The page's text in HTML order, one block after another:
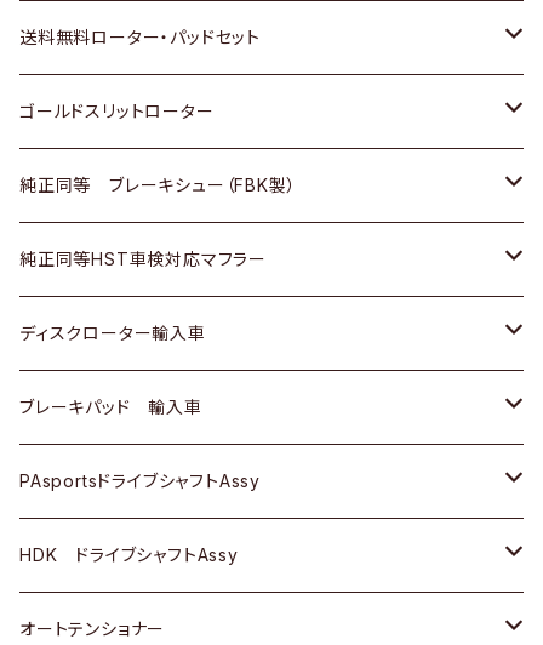
日野
三菱ふそう
ＢＭＷ
日野
三菱ふそう
三菱ふそう
その他
三菱
スバル
ダイハツ
マツダ
三菱
スバル
マツダ
三菱
日産
ダイハツ
マツダ
三菱
スバル
スズキ
日産
いすゞ
ダイハツ
マツダ
三菱
スバル
ＢＥＮＺ
ホンダ
スズキ
日産
ダイハツ
マツダ
三菱
スバル
トヨタ
ホンダ
日産
いすゞ
ダイハツ
マツダ
三菱
スバル
送料無料ローター・パッドセット
トヨタ
ホンダ
スズキ
日産
ダイハツ
マツダ
三菱
スバル
ゴールドスリットローター
トヨタ
ホンダ
スズキ
日産
ダイハツ
マツダ
三菱
純正同等 ブレーキシュー（FBK製）
ホンダ
スズキ
日産
ダイハツ
マツダ
三菱
純正同等HST車検対応マフラー
トヨタ
ホンダ
スズキ
日産
いすゞ
ディスクローター輸入車
ＡＵＤＩ
ＢＥＮＺ
ＢＭＷ
GOLF
ブレーキパッド 輸入車
ＢＥＮＺ
ＢＭＷ
ＷＡＧＥＮ
PAsportsドライブシャフトAssy
トヨタ
ホンダ
HDK ドライブシャフトAssy
スズキ
オートテンショナー